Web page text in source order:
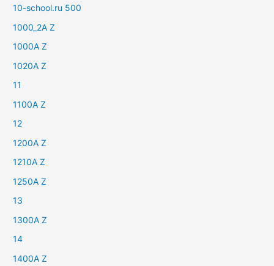
10-school.ru 500
1000_2A Z
1000A Z
1020A Z
11
1100A Z
12
1200A Z
1210A Z
1250A Z
13
1300A Z
14
1400A Z